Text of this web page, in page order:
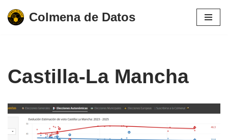
Saltar
Colmena de Datos
Castilla-La Mancha